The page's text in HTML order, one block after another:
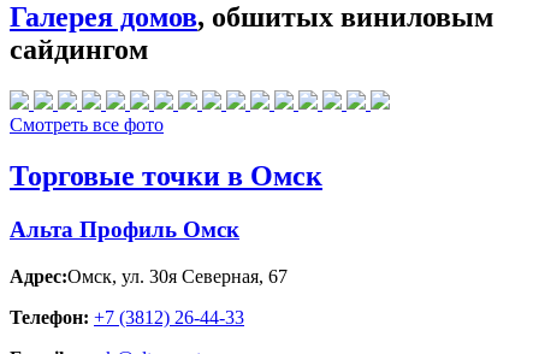
Галерея домов, обшитых виниловым
сайдингом
Смотреть все фото
Торговые точки в Омск
Альта Профиль Омск
Адрес:Омск, ул. 30я Северная, 67
Телефон: +7 (3812) 26‑44-33